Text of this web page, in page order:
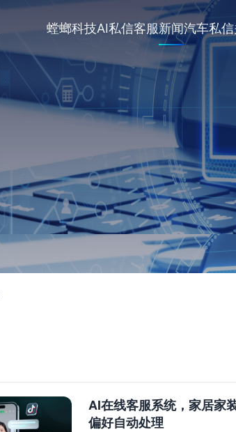
螳螂科技AI私信客服新闻汽车私信
AI在线客服系统，家居家
偏好自动处理